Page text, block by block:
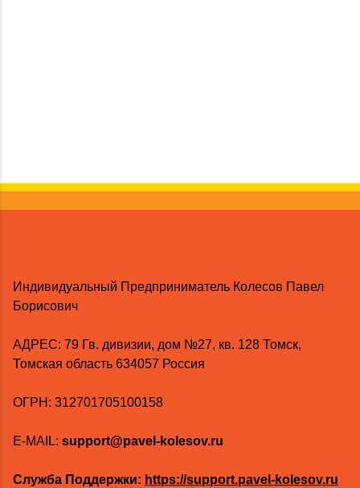
Индивидуальный Предприниматель Колесов Павел
Борисович
AДРЕС: 79 Гв. дивизии, дом №27, кв. 128 Томск,
Томская область 634057 Россия
ОГРН: 312701705100158
E-MAIL: support@pavel-kolesov.ru
Служба Поддержки: https://support.pavel-kolesov.ru